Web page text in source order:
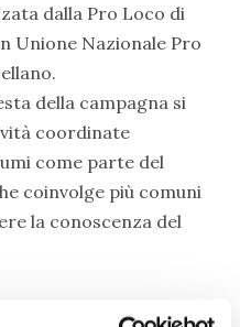
dalla Pro Loco di
Unione Nazionale Pro
della campagna si
coordinate
come parte del
coinvolge più comuni
la conoscenza del